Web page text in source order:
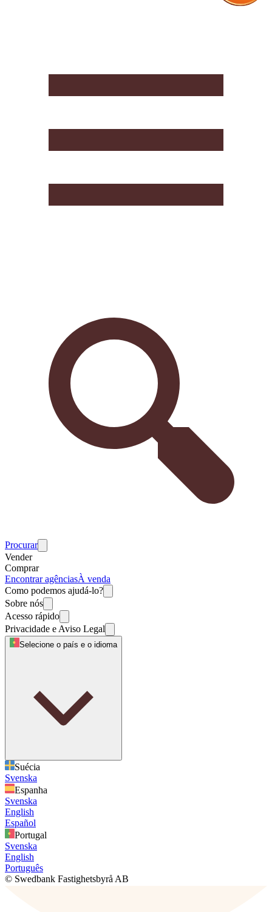
Procurar
Vender
Comprar
Encontrar agênciasÀ venda
Como podemos ajudá-lo?
Sobre nós
Acesso rápido
Privacidade e Aviso Legal
Selecione o país e o idioma
Suécia
Svenska
Espanha
Svenska
English
Español
Portugal
Svenska
English
Português
© Swedbank Fastighetsbyrå AB